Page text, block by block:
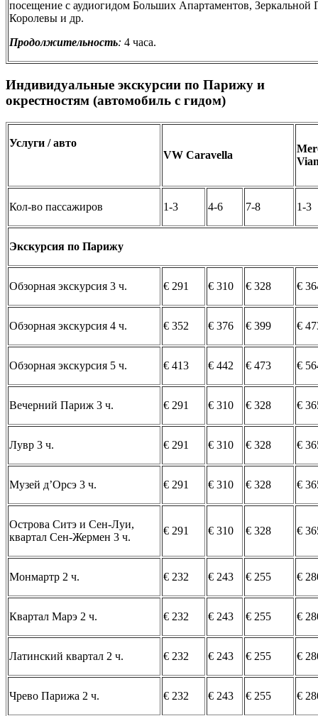
посещение с аудиогидом Больших Апартаментов, Зеркальной
Королевы и др.
Продолжительность: 4 часа.
Индивидуальные экскурсии по Парижу и
окрестностям (автомобиль с гидом)
Услуги / авто
VW Caravella
Кол-во пассажиров 1-3 4-6 7-8 1-3
Экскурсия по Парижу
Обзорная экскурсия 3 ч. € 291 € 310 € 328 €
Обзорная экскурсия 4 ч. € 352 € 376 € 399 €
Обзорная экскурсия 5 ч. € 413 € 442 € 473 €
Вечерний Париж 3 ч. € 291 € 310 € 328 €
Лувр 3 ч. € 291 € 310 € 328 €
Музей д’Орсэ 3 ч. € 291 € 310 € 328 €
Острова Ситэ и Сен-Луи,
квартал Сен-Жермен 3 ч.
€ 291 € 310 € 328 €
Монмартр 2 ч. € 232 € 243 € 255 €
Квартал Марэ 2 ч. € 232 € 243 € 255 €
Латинский квартал 2 ч. € 232 € 243 € 255 €
Чрево Парижа 2 ч. € 232 € 243 € 255 €